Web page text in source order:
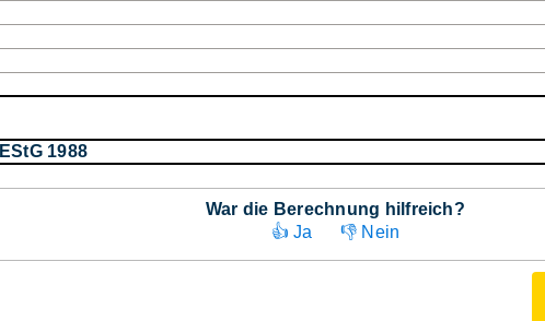
1988
War die Berechnung hilfreich?
👍 Ja
👎 Nein